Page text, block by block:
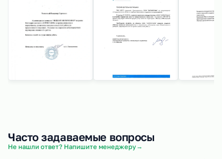
Часто задаваемые вопросы
Не нашли ответ? Напишите менеджеру→